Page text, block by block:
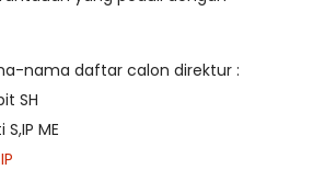
nama daftar calon direktur :
SH
ME